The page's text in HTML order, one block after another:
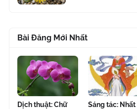
Bài Đăng Mới Nhất
Dịch thuật: Chữ
Sáng tác: Nhất